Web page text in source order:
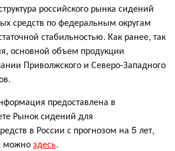
российского рынка сидений
средств по федеральным округам
стабильностью. Как ранее, так
основной объем продукции
Приволжского и Северо-Западного
предоставлена в
Рынок сидений для
в России с прогнозом на 5 лет,
можноздесь.